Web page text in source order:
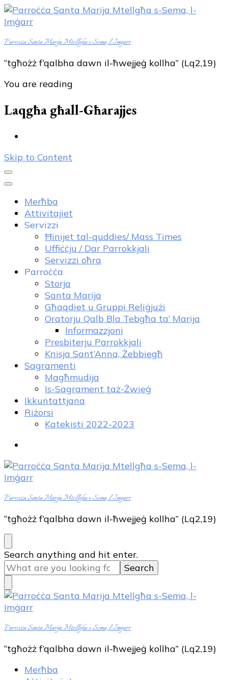
Parroċċa Santa Marija Mtellgħa s-Sema, l-Imġarr
“tgħożż f’qalbha dawn il-ħwejjeġ kollha” (Lq2,19)
You are reading
Laqgħa għall-Għarajjes
Skip to Content
Merħba
Attivitajiet
Servizzi
Ħinijet tal-quddies/ Mass Times
Uffiċċju / Dar Parrokkjali
Servizzi oħra
Parroċċa
Storja
Santa Marija
Għaqdiet u Gruppi Reliġjużi
Oratorju Qalb Bla Tebgħa ta’ Marija
Informazzjoni
Presbiterju Parrokkjali
Knisja Sant’Anna, Żebbiegħ
Sagramenti
Magħmudija
Is-Sagrament taż-Żwieġ
Ikkuntattjana
Riżorsi
Katekisti 2022-2023
Parroċċa Santa Marija Mtellgħa s-Sema, l-Imġarr
“tgħożż f’qalbha dawn il-ħwejjeġ kollha” (Lq2,19)
Looking
for
Something?
Search anything and hit enter.
Parroċċa Santa Marija Mtellgħa s-Sema, l-Imġarr
“tgħożż f’qalbha dawn il-ħwejjeġ kollha” (Lq2,19)
Merħba